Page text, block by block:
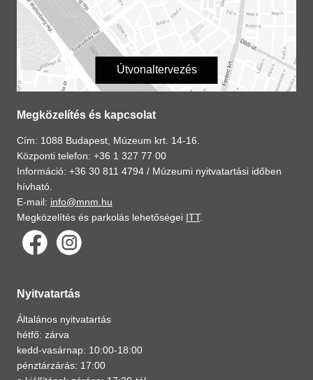
Útvonaltervezés
Megközelítés és kapcsolat
Cím: 1088 Budapest, Múzeum krt. 14-16.
Központi telefon: +36 1 327 77 00
Információ: +36 30 811 4794 / Múzeumi nyitvatartási időben
hívható.
E-mail: info@mnm.hu
Megközelítés és parkolás lehetőségei ITT.
Nyitvatartás
Általános nyitvatartás
hétfő: zárva
kedd-vasárnap: 10:00-18:00
pénztárzárás: 17:00